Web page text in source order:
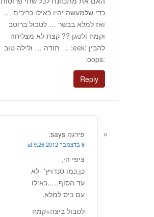
כדי שלמעשה יהיו כאילו כריכים …
ואז למלא בבשר … לטבול ברוטב
וקמח ולטגן ?? קצת לא מצליחה
להבין :eek: … תודה … ולילה טוב
:oops:
Reply
פירגה says:
6 בדצמבר 2012 at 9:26
ציפי הי,
כן,כמו סנדויץ' -לא
עד הסוף…..כאילו
עם כיס למלא.
לטבול ביצה+קמח